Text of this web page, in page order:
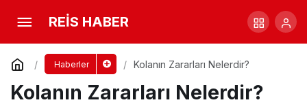
REİS HABER
Haberler Kolanın Zararları Nelerdir?
Kolanın Zararları Nelerdir?
Kolanın Faydaları Nelerdir?
Yorum Yap Paylaş